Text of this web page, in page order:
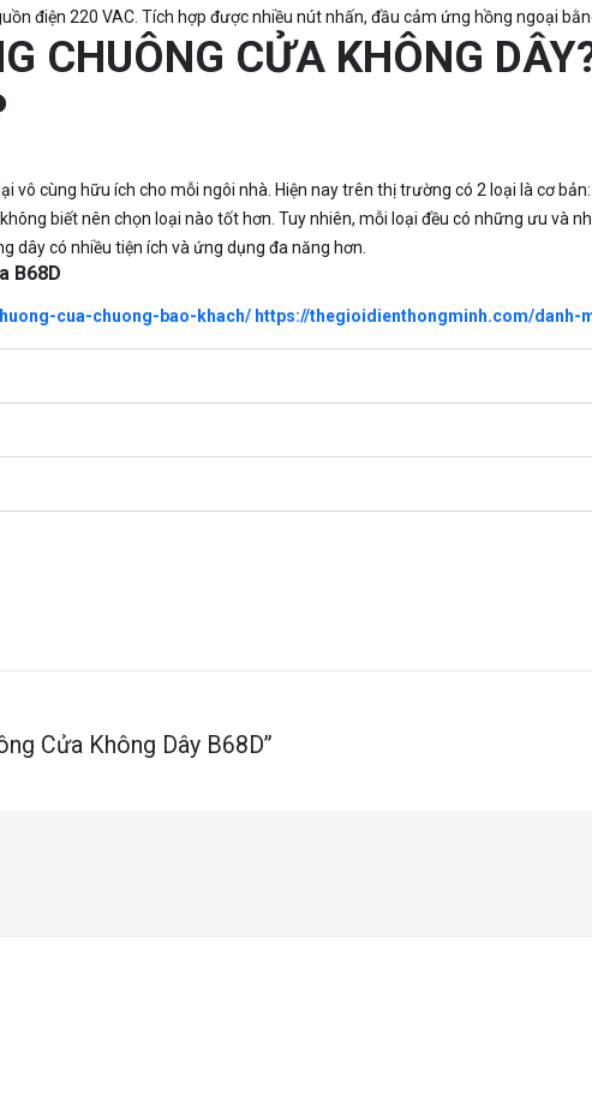
điện 220 VAC. Tích hợp được nhiều nút nhấn, đầu cảm ứng hồng ngoại
CHUÔNG CỬA KHÔNG
vô cùng hữu ích cho mỗi ngôi nhà. Hiện nay trên thị trường có 2 loại là cơ
biết nên chọn loại nào tốt hơn. Tuy nhiên, mỗi loại đều có những ưu và
dây có nhiều tiện ích và ứng dụng đa năng hơn.
B68D
cua-chuong-bao-khach/ https://thegioidienthongminh.com/
Cửa Không Dây B68D”